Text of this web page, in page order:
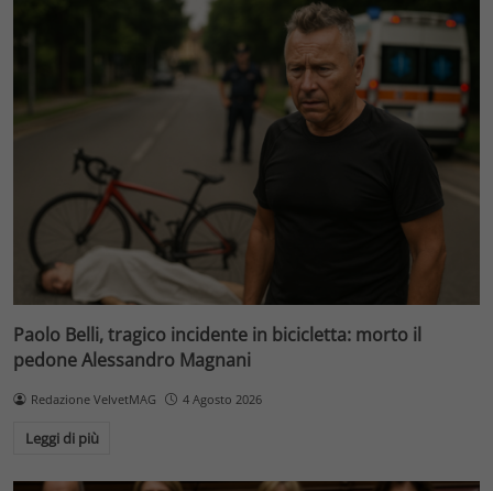
Paolo Belli, tragico incidente in bicicletta: morto il
pedone Alessandro Magnani
Redazione VelvetMAG 4 Agosto 2026
Leggi di più